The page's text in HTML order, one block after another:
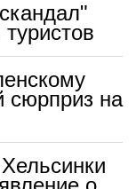
сюрприз на